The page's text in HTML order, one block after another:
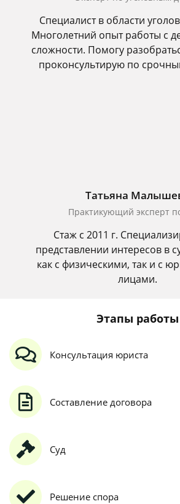
Специалист в области
Многолетний опыт работы с
сложности. Помогу
проконсультирую по
Татьяна
Практикующий эксперт
Стаж с 2011 г.
представлении интересов в
как с физическими, так и с
лицами.
Этапы работы
Консультация юриста
Составление договора
Суд
Решение спора